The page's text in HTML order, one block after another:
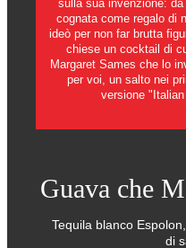
sulla sua invenzione:
cognata come regalo di
ideò per non far brutta
chiese un cocktail di
Margaret Sames che lo
per voi, un salto nei
versione
Guava che
Tequila blanco
di